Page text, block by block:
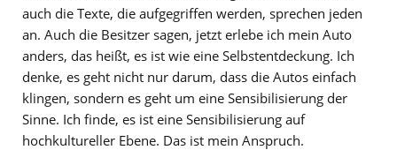
auch die Texte, die aufgegriffen werden, sprechen jeden
an. Auch die Besitzer sagen, jetzt erlebe ich mein Auto
anders, das heißt, es ist wie eine Selbstentdeckung. Ich
denke, es geht nicht nur darum, dass die Autos einfach
klingen, sondern es geht um eine Sensibilisierung der
Sinne. Ich finde, es ist eine Sensibilisierung auf
hochkultureller Ebene. Das ist mein Anspruch.